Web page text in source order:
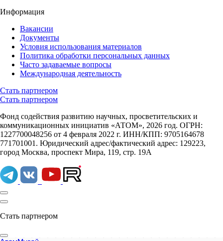
Информация
Вакансии
Документы
Условия использования материалов
Политика обработки персональных данных
Часто задаваемые вопросы
Международная деятельность
Стать партнером
Стать партнером
Фонд содействия развитию научных, просветительских и
коммуникационных инициатив «АТОМ», 2026 год. ОГРН:
1227700048256 от 4 февраля 2022 г. ИНН/КПП: 9705164678
771701001. Юридический адрес/фактический адрес: 129223,
город Москва, проспект Мира, 119, стр. 19А
Стать партнером